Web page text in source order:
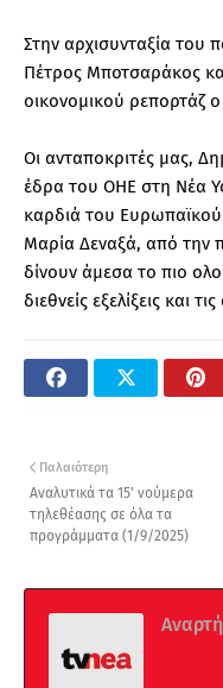
Στην αρχισυνταξία του
Πέτρος Μποτσαράκος
οικονομικού ρεπορτάζ
Οι ανταποκριτές μας,
έδρα του ΟΗΕ στη Νέα
καρδιά του Ευρωπαϊκού
Μαρία Δεναξά, από την
δίνουν άμεσα το πιο
διεθνείς εξελίξεις και
Παλαιότερη
Αναλυτικά τα 15' νούμερα
τηλεθέασης σε όλα τα
προγράμματα (1/9/2025)